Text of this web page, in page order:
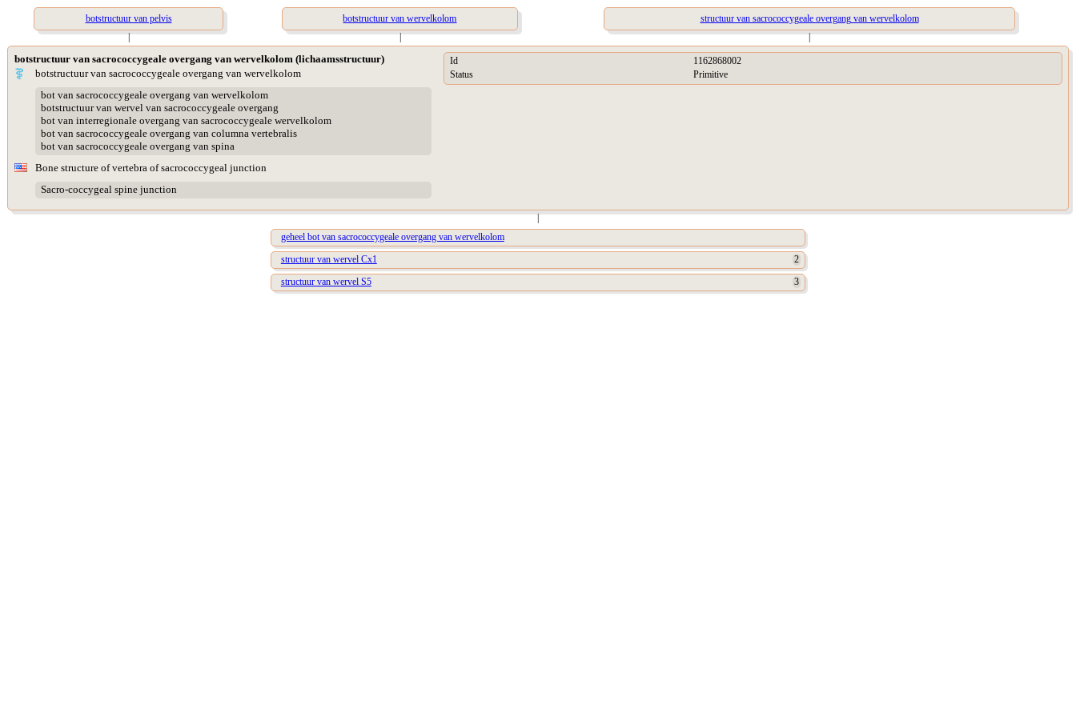
botstructuur van pelvis botstructuur van wervelkolom
structuur van sacrococcygeale overgang van wervelkolom
|
| |
botstructuur van sacrococcygeale overgang van wervelkolom (lichaamsstructuur)
botstructuur van sacrococcygeale overgang van wervelkolom
bot van sacrococcygeale overgang van wervelkolom
botstructuur van wervel van sacrococcygeale overgang
bot van interregionale overgang van sacrococcygeale wervelkolom
bot van sacrococcygeale overgang van columna vertebralis
bot van sacrococcygeale overgang van spina
Bone structure of vertebra of sacrococcygeal junction
Sacro-coccygeal spine junction
Id
1162868002
Status
Primitive
|
geheel bot van sacrococcygeale overgang van wervelkolom
structuur van wervel Cx1
2
structuur van wervel S5
3